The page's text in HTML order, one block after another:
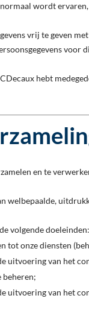
wordt
vrij te geven
voor
hebt
en te
welbepaalde,
volgende doeleinden:
tot onze diensten
van het
beheren;
van het